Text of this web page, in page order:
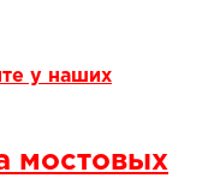
у наших
мостовых